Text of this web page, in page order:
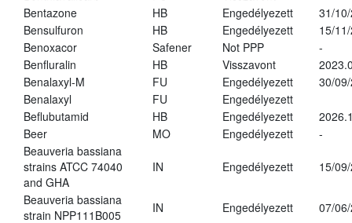
Bentazone
HB Engedélyezett
31/
Bensulfuron
HB Engedélyezett
15/
Benoxacor
Safener Not PPP
-
Benfluralin
HB Visszavont
Benalaxyl-M
FU Engedélyezett
30/
Benalaxyl
FU
Engedélyezett
Beflubutamid
HB Engedélyezett
Beer
MO Engedélyezett
-
Beauveria bassiana
strains ATCC 74040
and GHA
IN Engedélyezett 15/
Beauveria bassiana
strain NPP111B005
IN Engedélyezett
07/